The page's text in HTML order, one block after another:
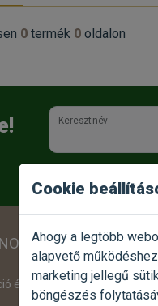
0 termék 0 oldalon
Keresztnév
LINKEK
értesítő
Cookie
Ahogy a legtöbb
alapvető
marketing jellegű
böngészés